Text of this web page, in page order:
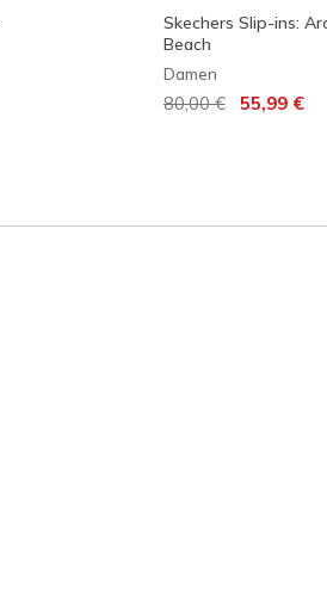
Skechers Slip-ins:
Beach
Damen
Reduziert von
80,00 €auf55,99 €